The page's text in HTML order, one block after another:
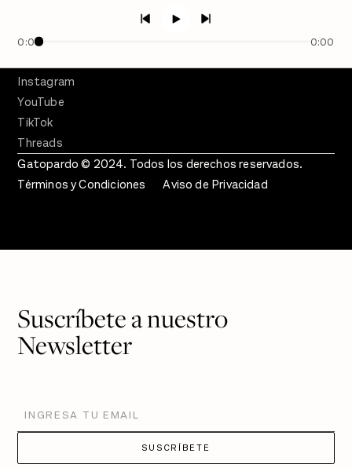
0:00 0:00
Facebook
Instagram
YouTube
TikTok
Threads
Gatopardo © 2024. Todos los derechos reservados.
Términos y Condiciones
Aviso de Privacidad
Suscríbete a nuestro
Newsletter